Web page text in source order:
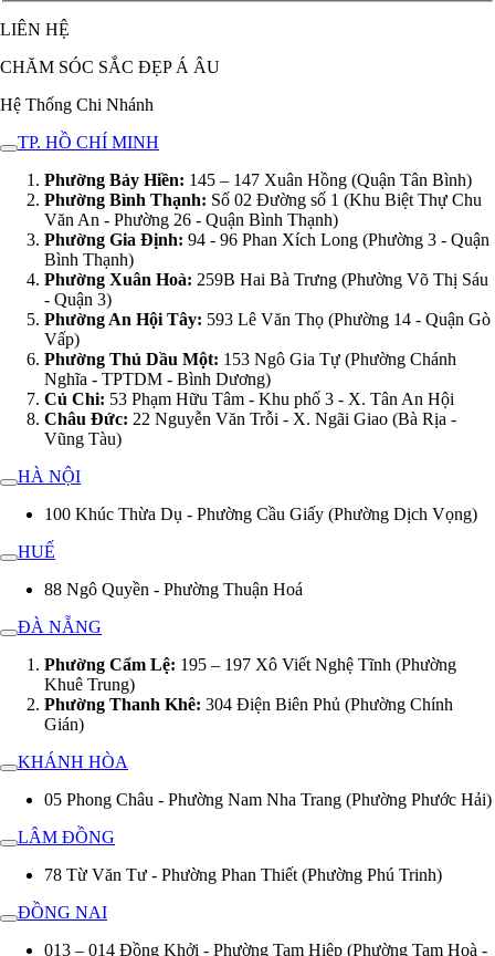
LIÊN HỆ
CHĂM SÓC SẮC ĐẸP Á ÂU
Hệ Thống Chi Nhánh
TP. HỒ CHÍ MINH
Phường Bảy Hiền: 145 – 147 Xuân Hồng (Quận Tân Bình)
Phường Bình Thạnh: Số 02 Đường số 1 (Khu Biệt Thự Chu
Văn An - Phường 26 - Quận Bình Thạnh)
Phường Gia Định: 94 - 96 Phan Xích Long (Phường 3 - Quận
Bình Thạnh)
Phường Xuân Hoà: 259B Hai Bà Trưng (Phường Võ Thị Sáu
- Quận 3)
Phường An Hội Tây: 593 Lê Văn Thọ (Phường 14 - Quận Gò
Vấp)
Phường Thủ Dầu Một: 153 Ngô Gia Tự (Phường Chánh
Nghĩa - TPTDM - Bình Dương)
Củ Chi: 53 Phạm Hữu Tâm - Khu phố 3 - X. Tân An Hội
Châu Đức: 22 Nguyễn Văn Trỗi - X. Ngãi Giao (Bà Rịa -
Vũng Tàu)
HÀ NỘI
100 Khúc Thừa Dụ - Phường Cầu Giấy (Phường Dịch Vọng)
HUẾ
88 Ngô Quyền - Phường Thuận Hoá
ĐÀ NẴNG
Phường Cẩm Lệ: 195 – 197 Xô Viết Nghệ Tĩnh (Phường
Khuê Trung)
Phường Thanh Khê: 304 Điện Biên Phủ (Phường Chính
Gián)
KHÁNH HÒA
05 Phong Châu - Phường Nam Nha Trang (Phường Phước Hải)
LÂM ĐỒNG
78 Từ Văn Tư - Phường Phan Thiết (Phường Phú Trinh)
ĐỒNG NAI
013 – 014 Đồng Khởi - Phường Tam Hiệp (Phường Tam Hoà -